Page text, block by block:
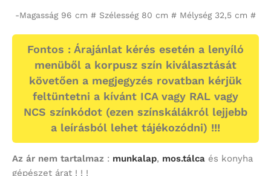
-Magasság 96 cm # Szélesség 80 cm # Mélység 32,5 cm #
Fontos : Árajánlat kérés esetén a lenyíló
menüből a korpusz szín kiválasztását
követően a megjegyzés rovatban kérjük
feltüntetni a kívánt ICA vagy RAL vagy
NCS színkódot (ezen színskálákról lejjebb
a leírásból lehet tájékozódni) !!!
Az ár nem tartalmaz : munkalap, mos.tálca és konyha
gépészet árat ! ! !